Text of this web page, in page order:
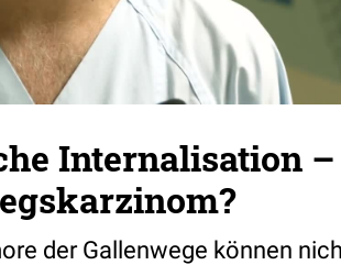
Internalisation
der Gallenwege können